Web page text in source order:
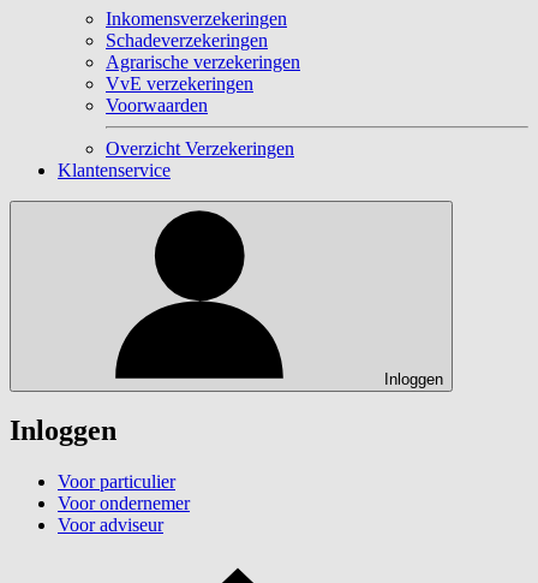
Inkomensverzekeringen
Schadeverzekeringen
Agrarische verzekeringen
VvE verzekeringen
Voorwaarden
Overzicht Verzekeringen
Klantenservice
Inloggen
Inloggen
Voor particulier
Voor ondernemer
Voor adviseur